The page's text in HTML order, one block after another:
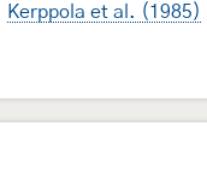
Kerppola et al. (1985)